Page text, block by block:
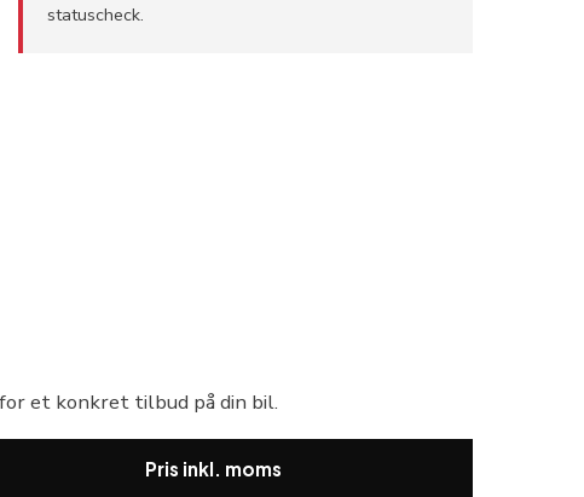
statuscheck.
et konkret tilbud på din bil.
Pris inkl. moms